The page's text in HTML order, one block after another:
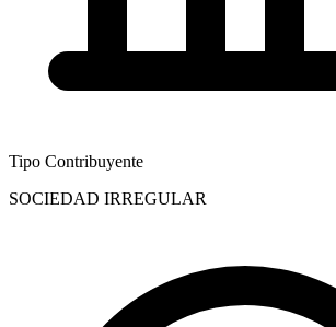
Tipo Contribuyente
SOCIEDAD IRREGULAR